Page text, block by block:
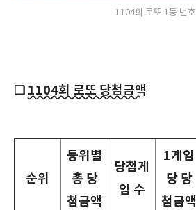
1104회 로또 1등 번호
❑ 1104회 로또 당첨금액
순위
등위별
총 당
첨금액
당첨게
임 수
1게임
당 당
첨금액